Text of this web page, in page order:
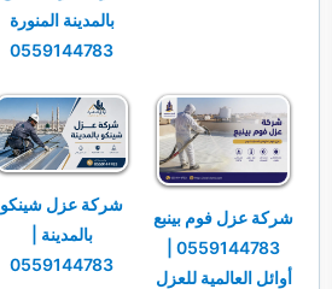
بالمدينة المنورة
0559144783
شركة عزل فوم بينبع
0559144783 |
أوائل العالمية للعزل
شركة عزل شينكو
بالمدينة |
0559144783